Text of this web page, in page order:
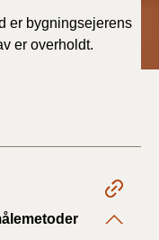
er bygningsejerens
er overholdt.